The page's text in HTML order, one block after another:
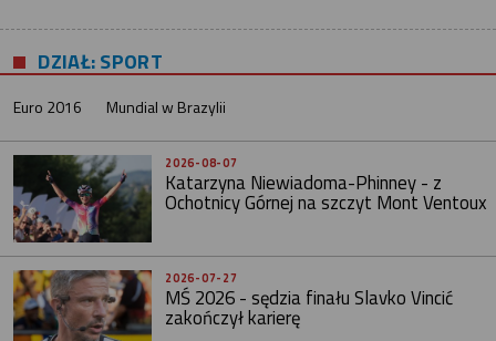
DZIAŁ: SPORT
Euro 2016 Mundial w Brazylii
2026-08-07
Katarzyna Niewiadoma-Phinney - z
Ochotnicy Górnej na szczyt Mont Ventoux
2026-07-27
MŚ 2026 - sędzia finału Slavko Vincić
zakończył karierę